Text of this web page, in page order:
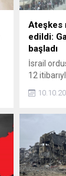
Ateşkes
edildi:
başladı
İsrail
12
girdiğini
yıkılmış
eksenine
tehlikeli
İsrail,
hazır